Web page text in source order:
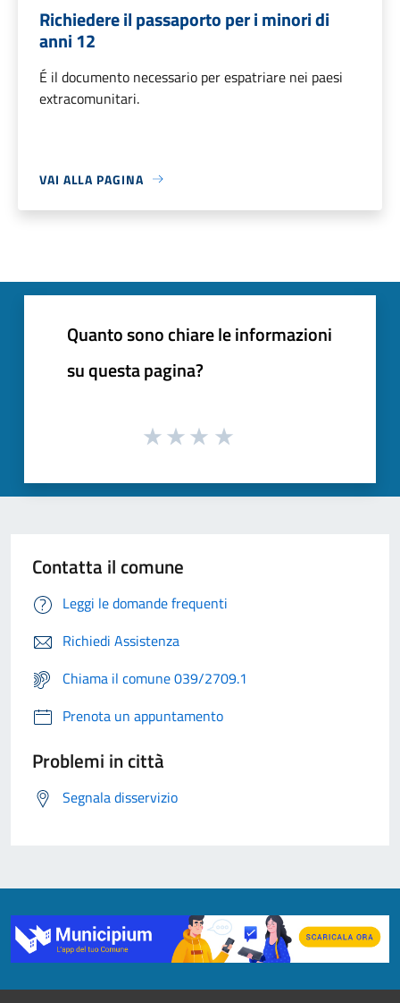
Richiedere il passaporto per i minori di
anni 12
É il documento necessario per espatriare nei paesi
extracomunitari.
VAI ALLA PAGINA
Quanto sono chiare le informazioni
su questa pagina?
Contatta il comune
Leggi le domande frequenti
Richiedi Assistenza
Chiama il comune 039/2709.1
Prenota un appuntamento
Problemi in città
Segnala disservizio